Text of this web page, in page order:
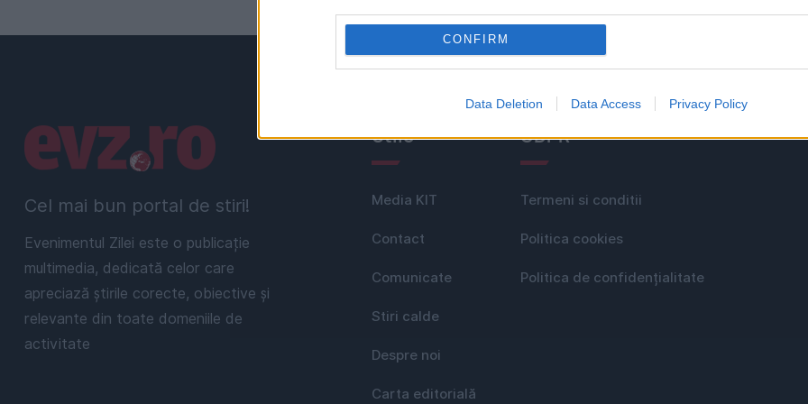
CONFIRM
Data Deletion Data Access Privacy Policy
Cel mai bun portal de stiri!
Evenimentul Zilei este o publicație
multimedia, dedicată celor care
apreciază știrile corecte, obiective și
relevante din toate domeniile de
activitate
Linkuri utile Utile
Media KIT
Contact
Comunicate
Stiri calde
Despre noi
Carta editorială
GDPR
Termeni si conditii
Politica cookies
Politica de confidențialitate